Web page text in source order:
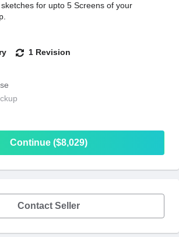
for upto 5 Screens of your
1 Revision
Continue ($8,029)
Contact Seller